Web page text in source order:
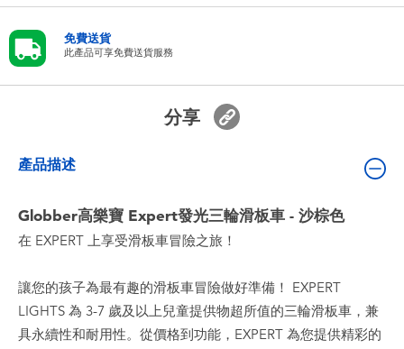
免費送貨
此產品可享免費送貨服務
分享
產品描述
Globber高樂寶 Expert發光三輪滑板車 - 沙棕色
在 EXPERT 上享受滑板車冒險之旅！
讓您的孩子為最有趣的滑板車冒險做好準備！ EXPERT
LIGHTS 為 3-7 歲及以上兒童提供物超所值的三輪滑板車，兼
具永續性和耐用性。從價格到功能，EXPERT 為您提供精彩的